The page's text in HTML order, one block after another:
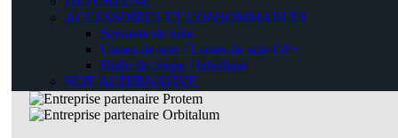
ACCESSOIRES ET CONSOMMABLES
Servante de tube
Lames de scie / Lames de scie GF+
Huile de coupe / lubrifiant
SCIE ALTERNATIVE